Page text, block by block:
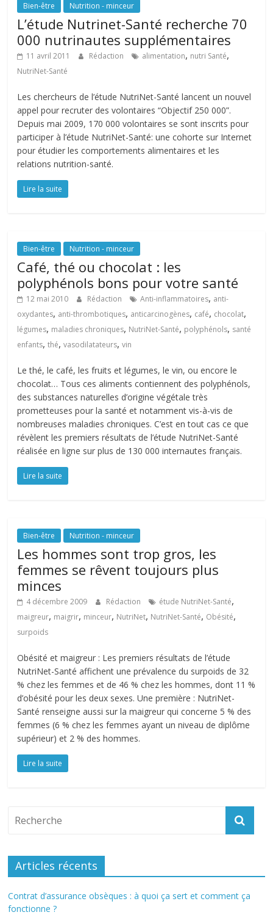
Bien-être Nutrition - minceur
L’étude Nutrinet-Santé recherche 70
000 nutrinautes supplémentaires
11 avril 2011 Rédaction alimentation, nutri Santé,
NutriNet-Santé
Les chercheurs de l’étude NutriNet-Santé lancent un nouvel
appel pour recruter des volontaires “Objectif 250 000”.
Depuis mai 2009, 170 000 volontaires se sont inscrits pour
participer à l’étude NutriNet-Santé: une cohorte sur Internet
pour étudier les comportements alimentaires et les
relations nutrition-santé.
Lire la suite
Bien-être Nutrition - minceur
Café, thé ou chocolat : les
polyphénols bons pour votre santé
12 mai 2010 Rédaction Anti-inflammatoires, anti-
oxydantes, anti-thrombotiques, anticarcinogènes, café, chocolat,
légumes, maladies chroniques, NutriNet-Santé, polyphénols, santé
enfants,thé,vasodilatateurs,vin
Le thé, le café, les fruits et légumes, le vin, ou encore le
chocolat… Tous ces aliments contiennent des polyphénols,
des substances naturelles d’origine végétale très
prometteuses pour la santé et notamment vis-à-vis de
nombreuses maladies chroniques. C’est en tout cas ce que
révèlent les premiers résultats de l’étude NutriNet-Santé
réalisée en ligne sur plus de 130 000 internautes français.
Lire la suite
Bien-être Nutrition - minceur
Les hommes sont trop gros, les
femmes se rêvent toujours plus
minces
4 décembre 2009 Rédaction étude NutriNet-Santé,
maigreur, maigrir, minceur, NutriNet, NutriNet-Santé, Obésité,
surpoids
Obésité et maigreur : Les premiers résultats de l’étude
NutriNet-Santé affichent une prévalence du surpoids de 32
% chez les femmes et de 46 % chez les hommes, dont 11 %
d’obésité pour les deux sexes. Une première : NutriNet-
Santé renseigne aussi sur la maigreur qui concerne 5 % des
femmes (6 % chez les femmes ayant un niveau de diplôme
supérieur) et 2 % des hommes.
Lire la suite
Articles récents
Contrat d’assurance obsèques : à quoi ça sert et comment ça
fonctionne ?